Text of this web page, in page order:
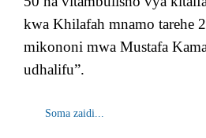
kwa Khilafah mnamo tarehe
mikononi mwa Mustafa
udhalifu”.
Soma zaidi...